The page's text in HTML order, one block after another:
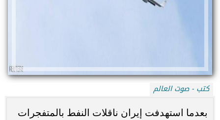
كتب - صوت العالم
بعدما استهدفت إيران ناقلات النفط بالمتفجرات